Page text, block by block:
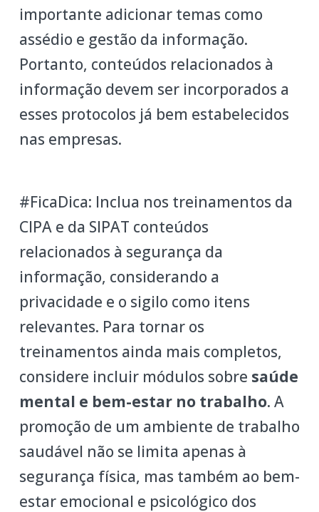
importante adicionar temas como
assédio e gestão da informação.
Portanto, conteúdos relacionados à
informação devem ser incorporados a
esses protocolos já bem estabelecidos
nas empresas.
#FicaDica: Inclua nos treinamentos da
CIPA e da SIPAT conteúdos
relacionados à segurança da
informação, considerando a
privacidade e o sigilo como itens
relevantes. Para tornar os
treinamentos ainda mais completos,
considere incluir módulos sobre saúde
mental e bem-estar no trabalho. A
promoção de um ambiente de trabalho
saudável não se limita apenas à
segurança física, mas também ao bem-
estar emocional e psicológico dos